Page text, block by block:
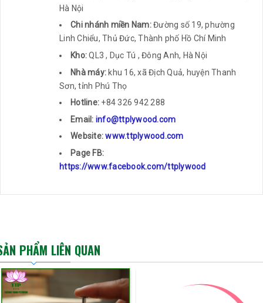
Hà Nội
Chi nhánh miền Nam:Đường số 19, phường
Linh Chiểu, Thủ Đức, Thành phố Hồ Chí Minh
Kho:QL3 , Dục Tú , Đông Anh, Hà Nội
Nhà máy:khu 16, xã Địch Quả, huyện Thanh
Sơn, tỉnh Phú Thọ
Hotline: +84 326 942 288
Email: info@ttplywood.com
Website:www.ttplywood.com
Page FB:
https://www.facebook.com/ttplywood
PHẨM LIÊN QUAN